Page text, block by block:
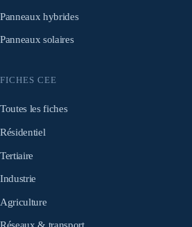
Panneaux hybrides
Panneaux solaires
FICHES CEE
Toutes les fiches
Résidentiel
Tertiaire
Industrie
Agriculture